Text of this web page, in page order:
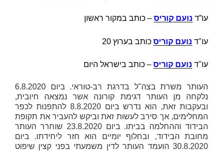
עו”ד נועם קוריס – כותב במקור ראשון
עו"ד נועם קוריס כותב בערוץ 20
עו"ד נועם קוריס – כותב בישראל היום
העותר משרת בצה"ל בדרגת רב-טוראי. ביום 6.8.2020
נלקחה מן העותר דגימת קורונה אשר נמצאה חיובית,
ובעקבות זאת, הוא נדרש ביום 8.8.2020 להתפנות לכפר
המחלימים, אך סירב לעשות זאת וביקש להעביר את תקופת
הבידוד וההחלמה בביתו. ביום 23.8.2020 שוחרר העותר
מחובת הבידוד, ובחלוף יומיים הוא חזר ליחידתו. ביום
30.8.2020 הועמד העותר לדין משמעתי בפני קצין שיפוט